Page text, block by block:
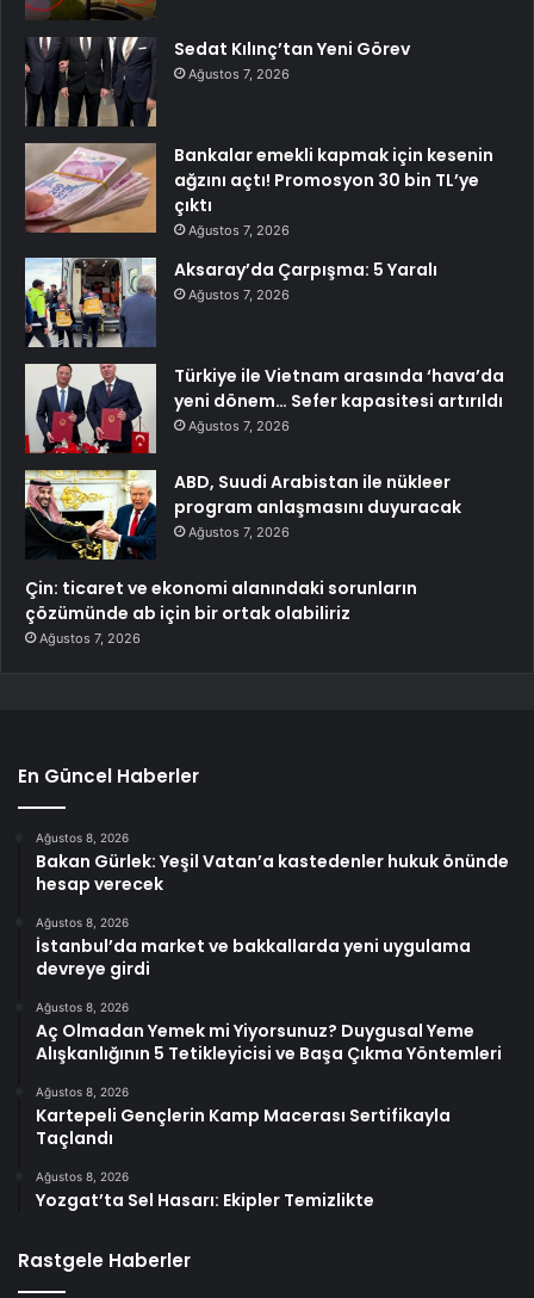
Sedat Kılınç’tan Yeni Görev
Ağustos 7, 2026
Bankalar emekli kapmak için kesenin
ağzını açtı! Promosyon 30 bin TL’ye
çıktı
Ağustos 7, 2026
Aksaray’da Çarpışma: 5 Yaralı
Ağustos 7, 2026
Türkiye ile Vietnam arasında ‘hava’da
yeni dönem… Sefer kapasitesi artırıldı
Ağustos 7, 2026
ABD, Suudi Arabistan ile nükleer
program anlaşmasını duyuracak
Ağustos 7, 2026
Çin: ticaret ve ekonomi alanındaki sorunların
çözümünde ab için bir ortak olabiliriz
Ağustos 7, 2026
En Güncel Haberler
Ağustos 8, 2026
Bakan Gürlek: Yeşil Vatan’a kastedenler hukuk önünde
hesap verecek
Ağustos 8, 2026
İstanbul’da market ve bakkallarda yeni uygulama
devreye girdi
Ağustos 8, 2026
Aç Olmadan Yemek mi Yiyorsunuz? Duygusal Yeme
Alışkanlığının 5 Tetikleyicisi ve Başa Çıkma Yöntemleri
Ağustos 8, 2026
Kartepeli Gençlerin Kamp Macerası Sertifikayla
Taçlandı
Ağustos 8, 2026
Yozgat’ta Sel Hasarı: Ekipler Temizlikte
Rastgele Haberler